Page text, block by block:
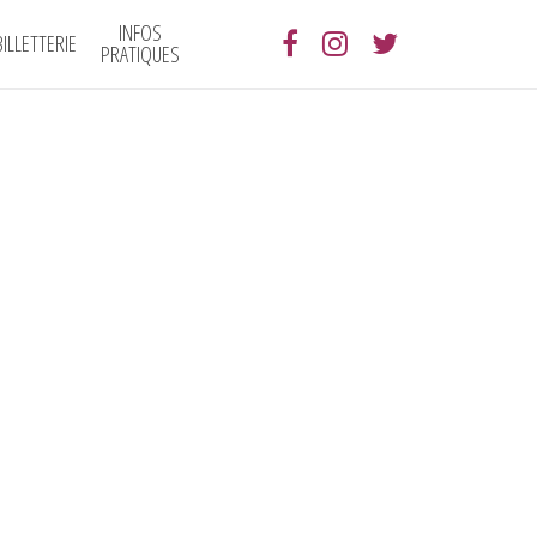
INFOS
PRATIQUES